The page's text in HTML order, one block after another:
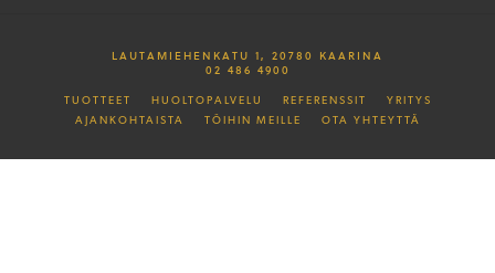
LAUTAMIEHENKATU 1, 20780 KAARINA
02 486 4900
TUOTTEET HUOLTOPALVELU REFERENSSIT
YRITYS
AJANKOHTAISTA
TÖIHIN MEILLE OTA YHTEYTTÄ